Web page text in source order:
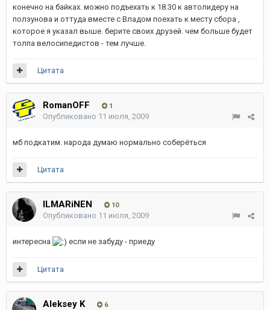
конечно на байках. можно подъехать к 18.30 к автолидеру на
ползунова и оттуда вместе с Владом поехать к месту сбора ,
которое я указал выше. берите своих друзей. чем больше будет
толпа велосипедистов - тем лучше.
Цитата
RomanOFF 1
Опубликовано 11 июля, 2009
мб подкатим. народа думаю нормально соберёться
Цитата
ILMARiNEN 10
Опубликовано 11 июля, 2009
интересна если не забуду - приеду
Цитата
Aleksey K 6